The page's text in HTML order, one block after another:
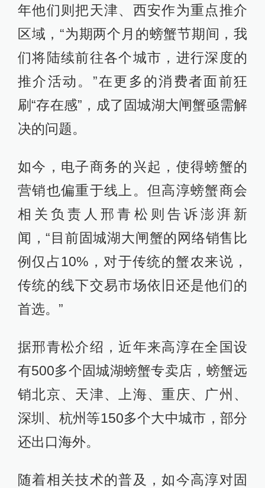
年他们则把天津、西安作为重点推介
区域，“为期两个月的螃蟹节期间，我
们将陆续前往各个城市，进行深度的
推介活动。”在更多的消费者面前狂
刷“存在感”，成了固城湖大闸蟹亟需解
决的问题。
如今，电子商务的兴起，使得螃蟹的
营销也偏重于线上。但高淳螃蟹商会
相关负责人邢青松则告诉澎湃新
闻，“目前固城湖大闸蟹的网络销售比
例仅占10%，对于传统的蟹农来说，
传统的线下交易市场依旧还是他们的
首选。”
据邢青松介绍，近年来高淳在全国设
有500多个固城湖螃蟹专卖店，螃蟹远
销北京、天津、上海、重庆、广州、
深圳、杭州等150多个大中城市，部分
还出口海外。
随着相关技术的普及，如今高淳对固